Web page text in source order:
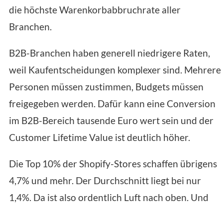
die höchste Warenkorbabbruchrate aller
Branchen.
B2B-Branchen haben generell niedrigere Raten,
weil Kaufentscheidungen komplexer sind. Mehrere
Personen müssen zustimmen, Budgets müssen
freigegeben werden. Dafür kann eine Conversion
im B2B-Bereich tausende Euro wert sein und der
Customer Lifetime Value ist deutlich höher.
Die Top 10% der Shopify-Stores schaffen übrigens
4,7% und mehr. Der Durchschnitt liegt bei nur
1,4%. Da ist also ordentlich Luft nach oben. Und